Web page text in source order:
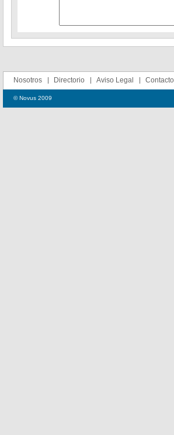
Nosotros Directorio Aviso Legal Contacto
© Novus 2009